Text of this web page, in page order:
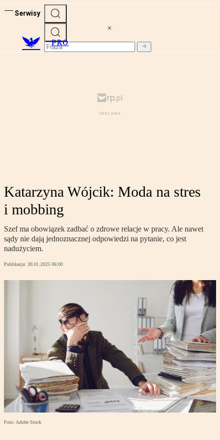
Serwisy
PRO
Katarzyna Wójcik: Moda na stres
i mobbing
Szef ma obowiązek zadbać o zdrowe relacje w pracy. Ale nawet
sądy nie dają jednoznacznej odpowiedzi na pytanie, co jest
nadużyciem.
Publikacja: 30.01.2025 06:00
Foto: Adobe Stock